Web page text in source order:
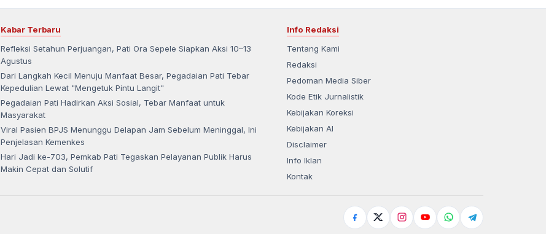
Kabar Terbaru
Refleksi Setahun Perjuangan, Pati Ora Sepele Siapkan Aksi 10–13
Agustus
Dari Langkah Kecil Menuju Manfaat Besar, Pegadaian Pati Tebar
Kepedulian Lewat "Mengetuk Pintu Langit"
Pegadaian Pati Hadirkan Aksi Sosial, Tebar Manfaat untuk
Masyarakat
Viral Pasien BPJS Menunggu Delapan Jam Sebelum Meninggal, Ini
Penjelasan Kemenkes
Hari Jadi ke-703, Pemkab Pati Tegaskan Pelayanan Publik Harus
Makin Cepat dan Solutif
Info Redaksi
Tentang Kami
Redaksi
Pedoman Media Siber
Kode Etik Jurnalistik
Kebijakan Koreksi
Kebijakan AI
Disclaimer
Info Iklan
Kontak